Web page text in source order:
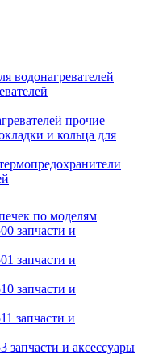
водонагревателей
прочие
и кольца для
по моделям
запчасти и
запчасти и
запчасти и
запчасти и
запчасти и аксессуары